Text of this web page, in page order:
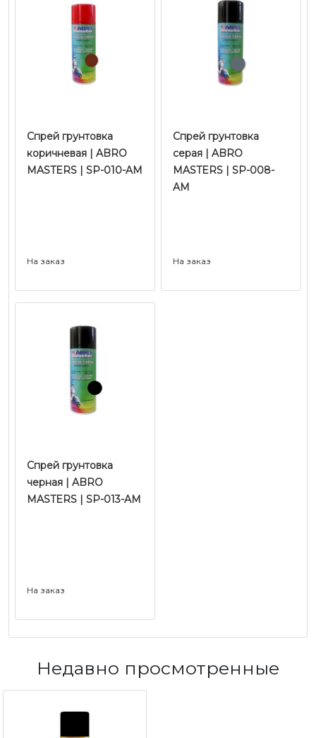
Спрей грунтовка
коричневая | ABRO
MASTERS | SP-010-AM
На заказ
Спрей грунтовка
серая | ABRO
MASTERS | SP-008-
AM
На заказ
Спрей грунтовка
черная | ABRO
MASTERS | SP-013-AM
На заказ
Недавно просмотренные